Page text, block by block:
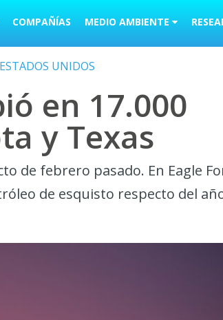
COMPAÑÍAS MEDIO AMBIENTE
ESTADOS UNIDOS
en 17.000
y Texas
de febrero pasado. En Eagle
de esquisto respecto del